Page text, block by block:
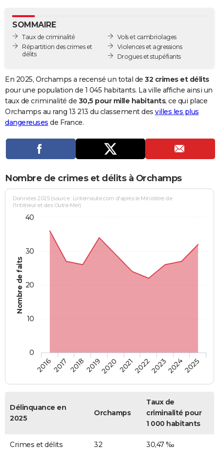
GUIDES D'ACHAT
BONS PLANS
Carte de Noël
Carte Bonne année
Carte Saint-Valentin
Carte Pâques
Carte d'anniversaire
DICTIONNAIRE
Dictionnaire
Biographies
Citations
Expressions
Proverbes
PROGRAMME TV
Se connecter
Entreprises
Service militaire
Avis de recherche
AVIS DE DÉCÈS
Bricolage
Lifestyle
Culture
Sport
Auto
Television
Voyage
Cinema
SOMMAIRE
Taux de criminalité
Répartition des crimes et
délits
Vols et cambriolages
Violences et agressions
Drogues et stupéfiants
En 2025, Orchamps a recensé un total de 32 crimes et délits
pour une population de 1 045 habitants. La ville affiche ainsi un
taux de criminalité de 30,5 pour mille habitants, ce qui place
Orchamps au rang 13 213 du classement des villes les plus
dangereuses de France.
Nombre de crimes et délits à Orchamps
Nombre de faits
Données 2025 (source : Linternaute.com d'après le Ministère de
l'Intérieur et des Outre-Mer)
20162017 20182019202020212022202320242025
0
10
20
30
40
Délinquance en
2025
Orchamps
Taux de
criminalité pour
1 000 habitants
Crimes et délits 32 30,47 ‰